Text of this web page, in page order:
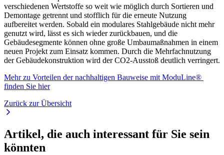
verschiedenen Wertstoffe so weit wie möglich durch Sortieren und
Demontage getrennt und stofflich für die erneute Nutzung
aufbereitet werden. Sobald ein modulares Stahlgebäude nicht mehr
genutzt wird, lässt es sich wieder zurückbauen, und die
Gebäudesegmente können ohne große Umbaumaßnahmen in einem
neuen Projekt zum Einsatz kommen. Durch die Mehrfachnutzung
der Gebäudekonstruktion wird der CO2-Ausstoß deutlich verringert.
Mehr zu Vorteilen der nachhaltigen Bauweise mit ModuLine®
finden Sie hier
Zurück zur Übersicht
Artikel, die auch interessant für Sie sein
könnten